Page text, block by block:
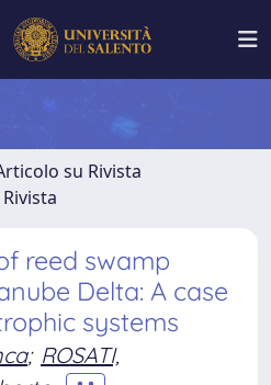
su Rivista
reed swamp
Delta: A case
systems
; ROSATI,